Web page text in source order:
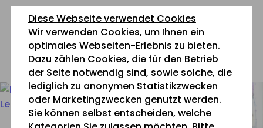
Diese Webseite verwendet Cookies
Wir verwenden Cookies, um Ihnen ein
optimales Webseiten-Erlebnis zu bieten.
Dazu zählen Cookies, die für den Betrieb
der Seite notwendig sind, sowie solche, die
lediglich zu anonymen Statistikzwecken
oder Marketingzwecken genutzt werden.
Sie können selbst entscheiden, welche
zum
Inhalt
springen
zur
Navigation
springen
zum
Fußbereich
springen
0 26 42 40 60